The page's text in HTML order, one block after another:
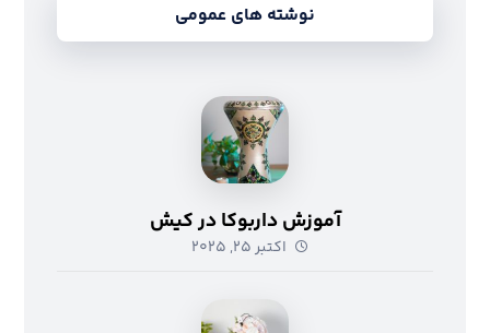
نوشته های عمومی
آموزش داربوکا در کیش
اکتبر ۲۵, ۲۰۲۵